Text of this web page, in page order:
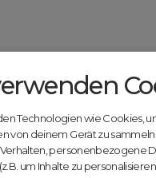
deiner kostenlosen
Technologien wie Cookies,
von deinem Gerät zu
personenbezogene
um Inhalte zu